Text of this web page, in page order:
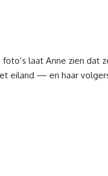
foto’s laat Anne zien dat
eiland — en haar